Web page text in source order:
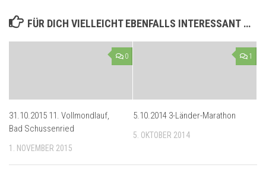
FÜR DICH VIELLEICHT EBENFALLS INTERESSANT …
0
31.10.2015 11. Vollmondlauf,
Bad Schussenried
1. NOVEMBER 2015
1
5.10.2014 3-Länder-Marathon
5. OKTOBER 2014